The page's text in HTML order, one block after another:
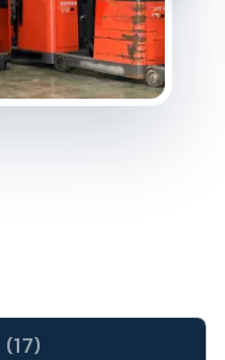
(17)